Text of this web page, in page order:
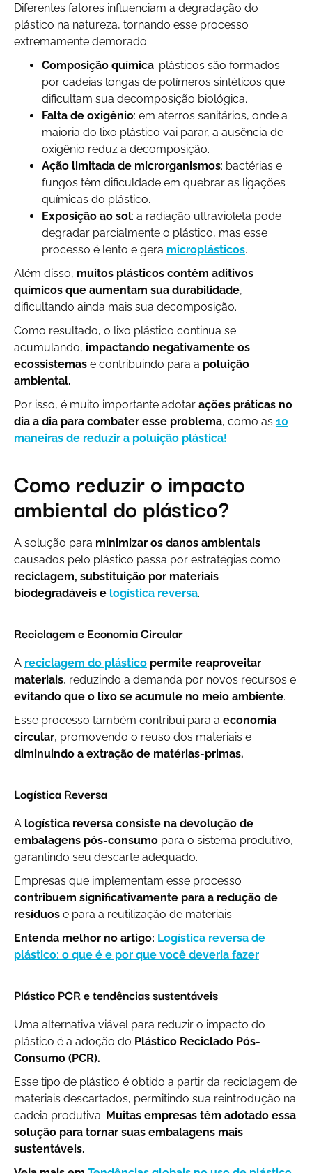
Diferentes fatores influenciam a degradação do
plástico na natureza, tornando esse processo
extremamente demorado:
Composição química: plásticos são formados
por cadeias longas de polímeros sintéticos que
dificultam sua decomposição biológica.
Falta de oxigênio: em aterros sanitários, onde a
maioria do lixo plástico vai parar, a ausência de
oxigênio reduz a decomposição.
Ação limitada de microrganismos: bactérias e
fungos têm dificuldade em quebrar as ligações
químicas do plástico.
Exposição ao sol: a radiação ultravioleta pode
degradar parcialmente o plástico, mas esse
processo é lento e gera microplásticos.
Além disso, muitos plásticos contêm aditivos
químicos que aumentam sua durabilidade,
dificultando ainda mais sua decomposição.
Como resultado, o lixo plástico continua se
acumulando, impactando negativamente os
ecossistemas e contribuindo para a poluição
ambiental.
Por isso, é muito importante adotar ações práticas no
dia a dia para combater esse problema, como as 10
maneiras de reduzir a poluição plástica!
Como reduzir o impacto
ambiental do plástico?
A solução para minimizar os danos ambientais
causados pelo plástico passa por estratégias como
reciclagem, substituição por materiais
biodegradáveis e logística reversa.
Reciclagem e Economia Circular
A reciclagem do plástico permite reaproveitar
materiais, reduzindo a demanda por novos recursos e
evitando que o lixo se acumule no meio ambiente.
Esse processo também contribui para a economia
circular, promovendo o reuso dos materiais e
diminuindo a extração de matérias-primas.
Logística Reversa
A logística reversa consiste na devolução de
embalagens pós-consumo para o sistema produtivo,
garantindo seu descarte adequado.
Empresas que implementam esse processo
contribuem significativamente para a redução de
resíduos e para a reutilização de materiais.
Entenda melhor no artigo: Logística reversa de
plástico: o que é e por que você deveria fazer
Plástico PCR e tendências sustentáveis
Uma alternativa viável para reduzir o impacto do
plástico é a adoção do Plástico Reciclado Pós-
Consumo (PCR).
Esse tipo de plástico é obtido a partir da reciclagem de
materiais descartados, permitindo sua reintrodução na
cadeia produtiva. Muitas empresas têm adotado essa
solução para tornar suas embalagens mais
sustentáveis.